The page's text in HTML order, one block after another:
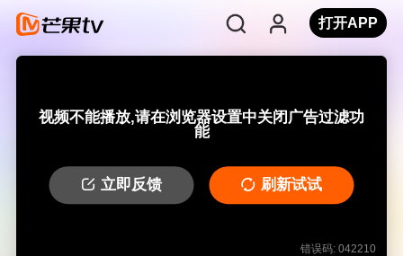
打开APP
视频不能播放,请在浏览器设置中关闭广告过滤功
能
立即反馈 刷新试试
错误码: 042210